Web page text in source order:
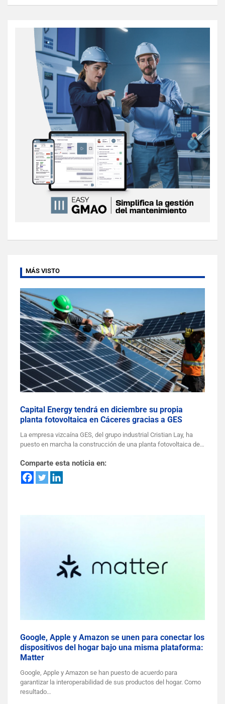
MÁS VISTO
Capital Energy tendrá en diciembre su propia
planta fotovoltaica en Cáceres gracias a GES
La empresa vizcaína GES, del grupo industrial Cristian Lay, ha
puesto en marcha la construcción de una planta fotovoltaica de…
Comparte esta noticia en:
Google, Apple y Amazon se unen para conectar los
dispositivos del hogar bajo una misma plataforma:
Matter
Google, Apple y Amazon se han puesto de acuerdo para
garantizar la interoperabilidad de sus productos del hogar. Como
resultado…